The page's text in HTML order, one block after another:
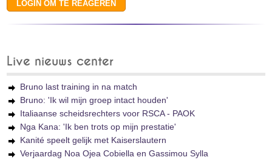
Live nieuws center
Bruno last training in na match
Bruno: 'Ik wil mijn groep intact houden'
Italiaanse scheidsrechters voor RSCA - PAOK
Nga Kana: 'Ik ben trots op mijn prestatie'
Kanité speelt gelijk met Kaiserslautern
Verjaardag Noa Ojea Cobiella en Gassimou Sylla